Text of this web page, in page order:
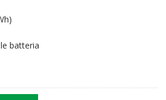
batteria